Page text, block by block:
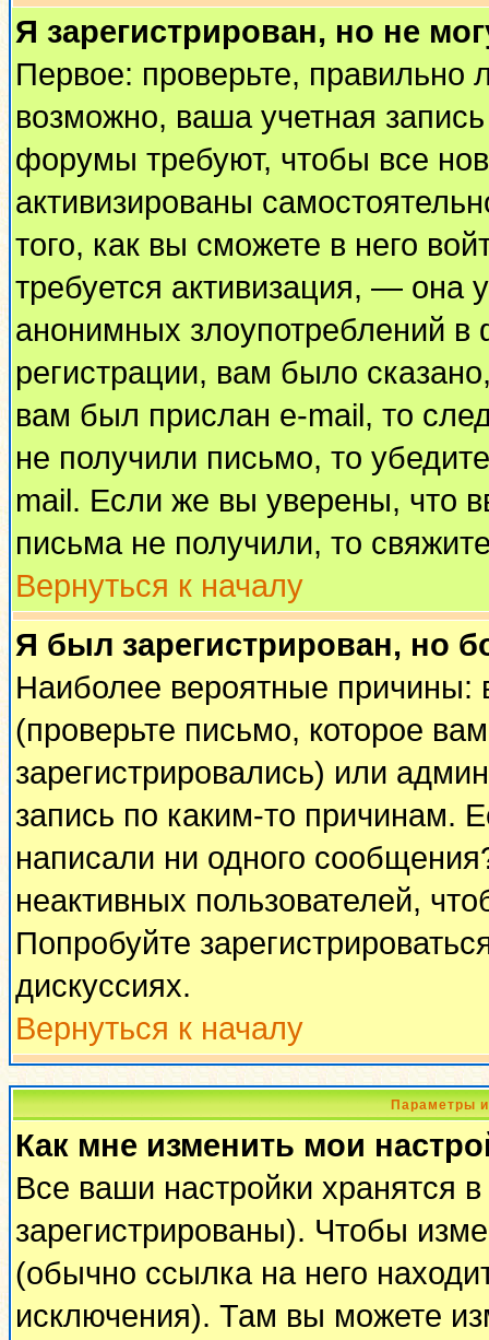
Я зарегистрирован, но не
Первое: проверьте, правильно
возможно, ваша учетная
форумы требуют, чтобы все
активизированы
того, как вы сможете в него
требуется активизация, — она
анонимных злоупотреблений
регистрации, вам было
вам был прислан e-mail, то
не получили письмо, то
mail. Если же вы уверены, что
письма не получили, то
Вернуться к началу
Я был зарегистрирован, но
Наиболее вероятные причины:
(проверьте письмо, которое
зарегистрировались) или
запись по каким-то причинам.
написали ни одного
неактивных пользователей,
Попробуйте
дискуссиях.
Вернуться к началу
Параметры
Как мне изменить мои
Все ваши настройки хранятся
зарегистрированы). Чтобы
(обычно ссылка на него
исключения). Там вы можете